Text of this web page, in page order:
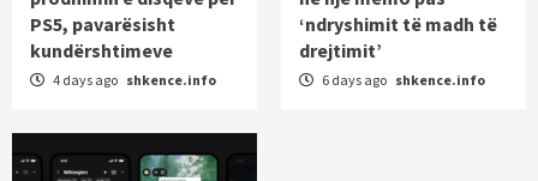
PS5, pavarësisht
kundërshtimeve
4 days ago shkence.info
‘ndryshimit të madh të
drejtimit’
6 days ago shkence.info